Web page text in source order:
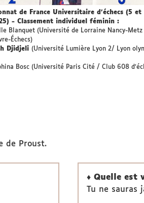
de France Universitaire d’échecs (5 et
- Classement individuel féminin :
Blanquet (Université de Lorraine Nancy-Metz
Échecs)
Djidjeli (Université Lumière Lyon 2/ Lyon
Bosc (Université Paris Cité / Club 608
de Proust.
♦ Quelle est
Tu ne sauras